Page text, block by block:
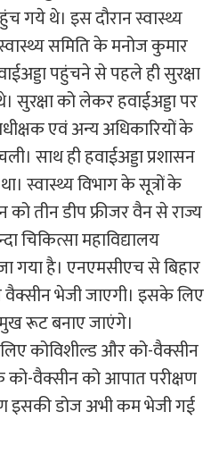
गये थे। इस दौरान स्वास्थ्य
समिति के मनोज कुमार
पहुंचने से पहले ही सुरक्षा
को लेकर हवाईअड्डा पर
एवं अन्य अधिकारियों के
साथ ही हवाईअड्डा प्रशासन
स्वास्थ्य विभाग के सूत्रों के
को तीन डीप फ्रीजर वैन से राज्य
चिकित्सा महाविद्यालय
गया है। एनएमसीएच से बिहार
वैक्सीन भेजी जाएगी। इसके लिए
रूट बनाए जाएंगे।
कोविशील्ड और को-वैक्सीन
को-वैक्सीन को आपात परीक्षण
इसकी डोज अभी कम भेजी गई